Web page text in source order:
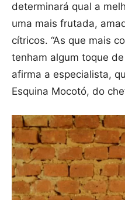
determinará qual a
uma mais frutada,
cítricos. “As que mais
tenham algum toque
afirma a especialista,
Esquina Mocotó, do